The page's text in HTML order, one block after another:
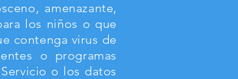
amenazante,
los niños o que
contenga virus de
o programas
o los datos